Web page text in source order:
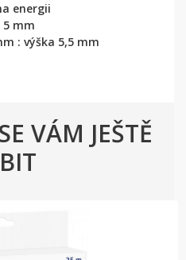
energii
mm
: výška 5,5 mm
VÁM JEŠTĚ